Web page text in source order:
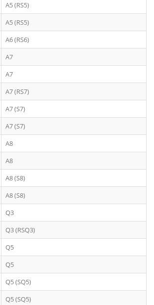
A5 (RS5)
A5 (RS5)
A6 (RS6)
A7
A7
A7 (RS7)
A7 (S7)
A7 (S7)
A8
A8
A8 (S8)
A8 (S8)
Q3
Q3 (RSQ3)
Q5
Q5
Q5 (SQ5)
Q5 (SQ5)